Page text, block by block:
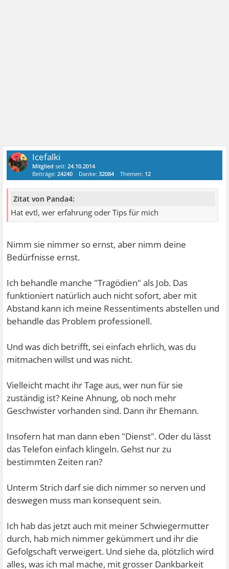
Icefalki
Mitglied seit:24.10.2014
Beiträge:24240 Danke:32084 Themen: 12
Zitat von Panda4:
Hat evtl, wer erfahrung oder Tips für mich
Nimm sie nimmer so ernst, aber nimm deine
Bedürfnisse ernst.
Ich behandle manche "Tragödien" als Job. Das
funktioniert natürlich auch nicht sofort, aber mit
Abstand kann ich meine Ressentiments abstellen und
behandle das Problem professionell.
Und was dich betrifft, sei einfach ehrlich, was du
mitmachen willst und was nicht.
Vielleicht macht ihr Tage aus, wer nun für sie
zuständig ist? Keine Ahnung, ob noch mehr
Geschwister vorhanden sind. Dann ihr Ehemann.
Insofern hat man dann eben "Dienst". Oder du lässt
das Telefon einfach klingeln. Gehst nur zu
bestimmten Zeiten ran?
Unterm Strich darf sie dich nimmer so nerven und
deswegen muss man konsequent sein.
Ich hab das jetzt auch mit meiner Schwiegermutter
durch, hab mich nimmer gekümmert und ihr die
Gefolgschaft verweigert. Und siehe da, plötzlich wird
alles, was ich mal mache, mit grosser Dankbarkeit